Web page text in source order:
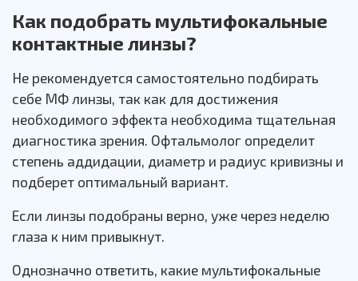
Как подобрать мультифокальные
контактные линзы?
Не рекомендуется самостоятельно подбирать
себе МФ линзы, так как для достижения
необходимого эффекта необходима тщательная
диагностика зрения. Офтальмолог определит
степень аддидации, диаметр и радиус кривизны и
подберет оптимальный вариант.
Если линзы подобраны верно, уже через неделю
глаза к ним привыкнут.
Однозначно ответить, какие мультифокальные